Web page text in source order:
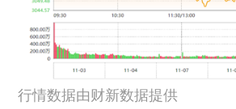
行情数据由财新数据提供